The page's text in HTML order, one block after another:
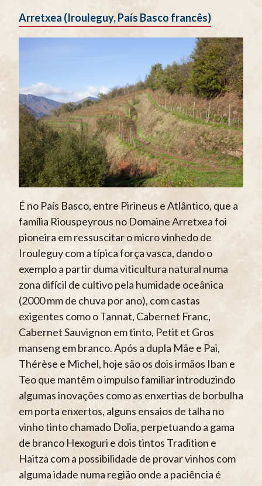
Arretxea (Irouleguy, País Basco francês)
É no País Basco, entre Pirineus e Atlântico, que a
família Riouspeyrous no Domaine Arretxea foi
pioneira em ressuscitar o micro vinhedo de
Irouleguy com a típica força vasca, dando o
exemplo a partir duma viticultura natural numa
zona difícil de cultivo pela humidade oceânica
(2000 mm de chuva por ano), com castas
exigentes como o Tannat, Cabernet Franc,
Cabernet Sauvignon em tinto, Petit et Gros
manseng em branco. Após a dupla Mãe e Pai,
Thérèse e Michel, hoje são os dois irmãos Iban e
Teo que mantêm o impulso familiar introduzindo
algumas inovações como as enxertias de borbulha
em porta enxertos, alguns ensaios de talha no
vinho tinto chamado Dolia, perpetuando a gama
de branco Hexoguri e dois tintos Tradition e
Haitza com a possibilidade de provar vinhos com
alguma idade numa região onde a paciência é